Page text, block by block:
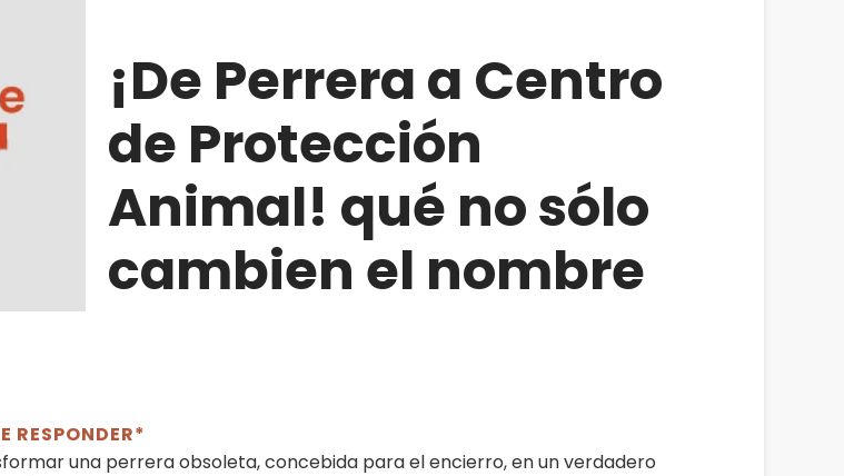
¡De Perrera a Centro
de Protección
Animal! qué no sólo
cambien el nombre
RESPONDER*
una perrera obsoleta, concebida para el encierro, en un verdadero